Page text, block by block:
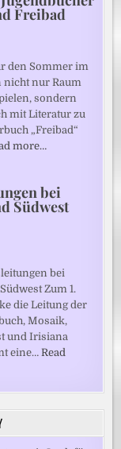
Freibad
den Sommer im
nicht nur Raum
sondern
mit Literatur zu
„Freibad“
more…
bei
Südwest
bei
Zum 1.
die Leitung der
Mosaik,
und Irisiana
eine…Read